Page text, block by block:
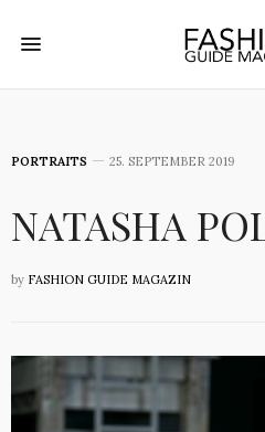
PORTRAITS 25. SEPTEMBER 2019
NATASHA
by FASHION GUIDE MAGAZIN